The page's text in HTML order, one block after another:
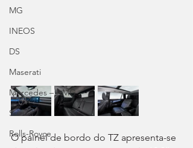
MG
INEOS
DS
Maserati
Mercedes – AMG
Suzuki
Rolls-Royce
O painel de bordo do TZ apresenta-se